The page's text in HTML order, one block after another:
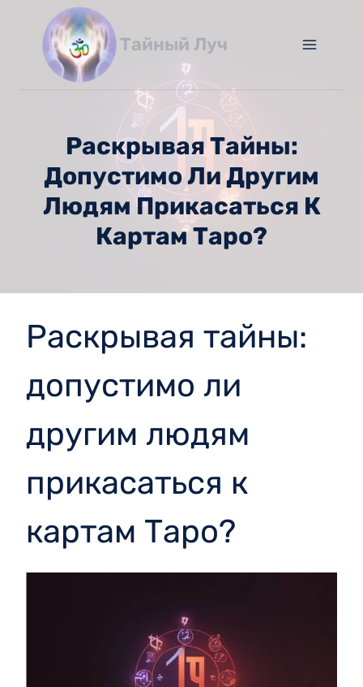
содержимому
Тайный Луч
Раскрывая Тайны:
Допустимо Ли Другим
Людям Прикасаться К
Картам Таро?
Раскрывая тайны:
допустимо ли
другим людям
прикасаться к
картам Таро?